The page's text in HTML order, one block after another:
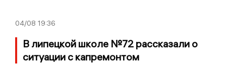
04/08 19:36
В липецкой школе №72 рассказали о
ситуации с капремонтом